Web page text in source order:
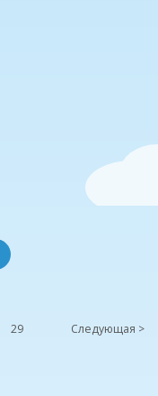
29 Следующая >